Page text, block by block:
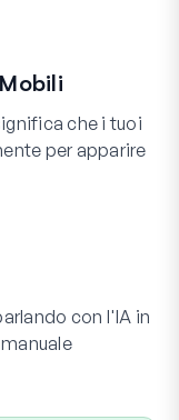
che i tuoi
per apparire
con l'IA in